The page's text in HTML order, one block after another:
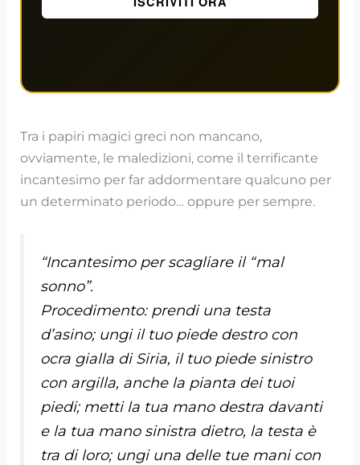
Tra i papiri magici greci non mancano,
ovviamente, le maledizioni, come il terrificante
incantesimo per far addormentare qualcuno per
un determinato periodo… oppure per sempre.
“Incantesimo per scagliare il “mal
sonno”.
Procedimento: prendi una testa
d’asino; ungi il tuo piede destro con
ocra gialla di Siria, il tuo piede sinistro
con argilla, anche la pianta dei tuoi
piedi; metti la tua mano destra davanti
e la tua mano sinistra dietro, la testa è
tra di loro; ungi una delle tue mani con